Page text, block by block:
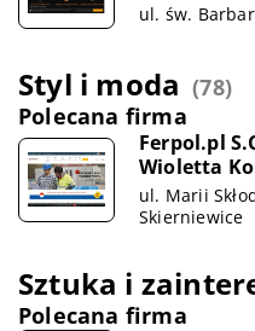
ul. św.
Styl i moda (78)
Polecana firma
Ferpol.pl
Wioletta
ul. Marii
Skierniewice
Sztuka i
Polecana firma